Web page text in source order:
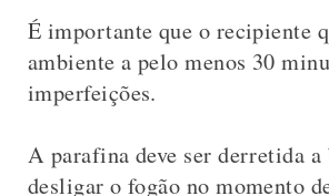
É importante que o recipiente
ambiente a pelo menos 30
imperfeições.
A parafina deve ser derretida
desligar o fogão no momento